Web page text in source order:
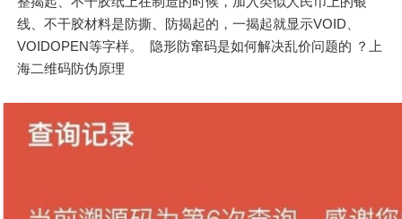
线、不干胶材料是防撕、防揭起的，一揭起就显示VOID、
VOIDOPEN等字样。 隐形防窜码是如何解决乱价问题的 ？上
海二维码防伪原理